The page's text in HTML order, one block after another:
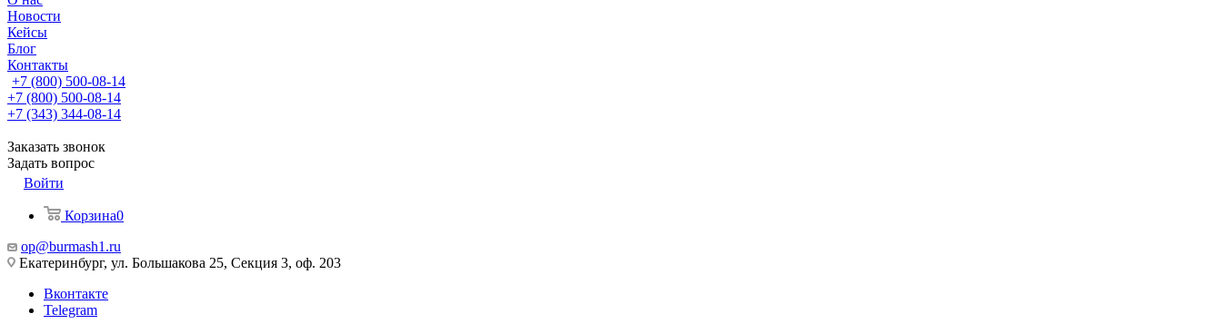
Новости
Кейсы
Блог
Контакты
+7 (800) 500-08-14
+7 (800) 500-08-14
+7 (343) 344-08-14
Заказать звонок
Задать вопрос
Войти
Корзина0
op@burmash1.ru
Екатеринбург, ул. Большакова 25, Секция 3, оф. 203
Вконтакте
Telegram